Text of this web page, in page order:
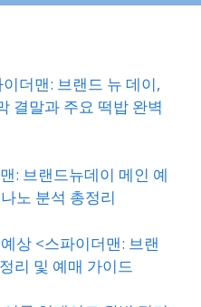
더맨: 브랜드 뉴 데이,
결말과 주요 떡밥 완벽
: 브랜드뉴데이 메인 예
노 분석 총정리
상 <스파이더맨: 브랜
리 및 예매 가이드